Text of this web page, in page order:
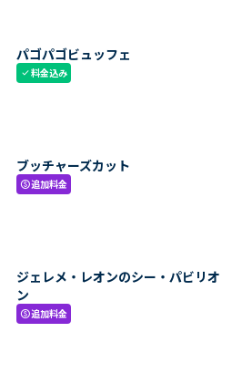
パゴパゴビュッフェ
check料金込み
ブッチャーズカット
paid追加料金
ジェレメ・レオンのシー・パビリオ
ン
paid追加料金